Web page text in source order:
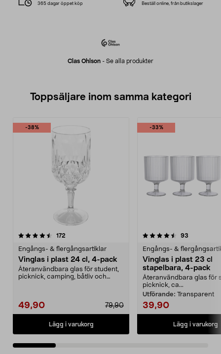
Clas Ohlson - Se alla produkter
365 dagar öppet köp Beställ online, från butikslager
Toppsäljare inom samma kategori
-38%
172
Engångs- & flergångsartiklar
Vinglas i plast 24 cl, 4-pack
Återanvändbara glas för student,
picknick, camping, båtliv och
49,90 79,90
Lägg i varukorg
-33%
4.5 av 5 stjärnor 93
Engångs- &
Vinglas i plast 23 cl
stapelbara, 4-pack
Återanvändbara glas för
picknick, ca...
Utförande: Transparent
39,90
Lägg i varukorg
4.5 av 5 stjärnor